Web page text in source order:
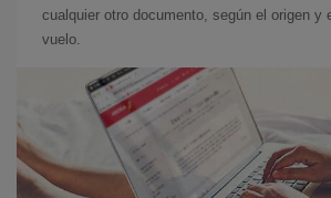
cualquier otro documento, según el origen y
vuelo.